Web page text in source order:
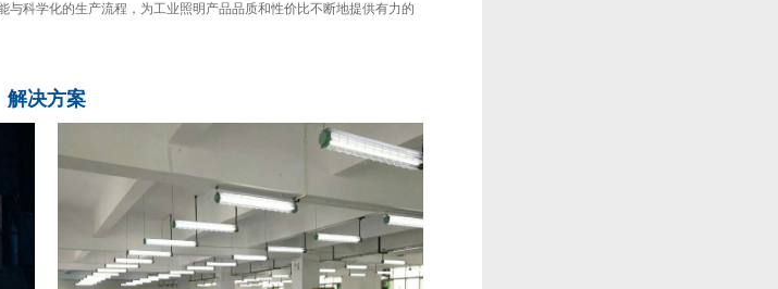
科学化的生产流程，为工业照明产品品质和性价比不断地提供有力的
解决方案